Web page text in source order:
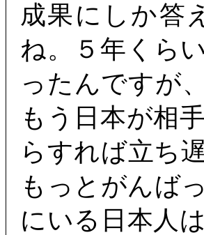
成果にしか答
ね。５年くら
ったんですが
もう日本が相
らすれば立ち
もっとがんば
にいる日本人